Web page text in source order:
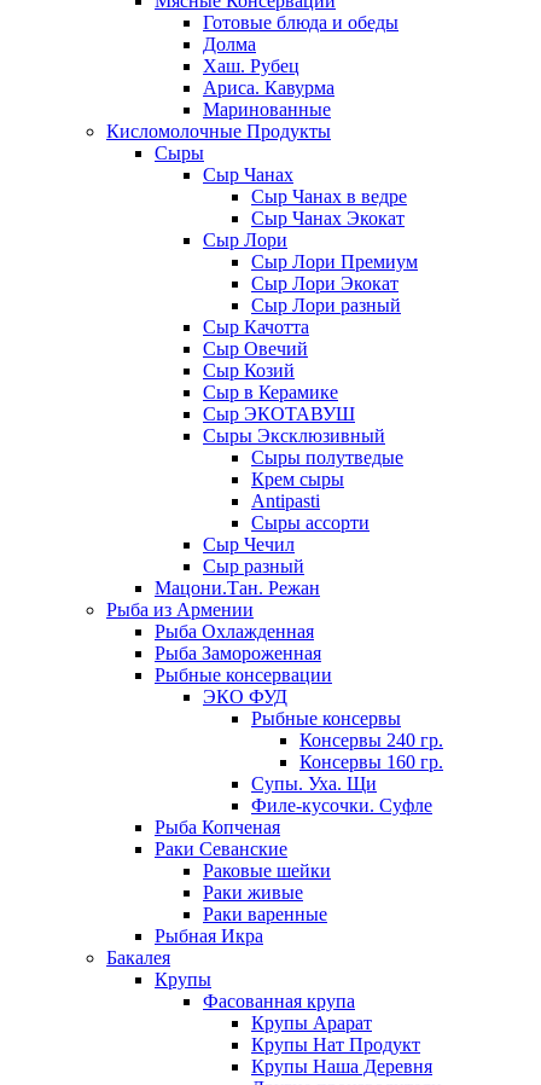
Готовые блюда и обеды
Долма
Хаш. Рубец
Ариса. Кавурма
Маринованные
Кисломолочные Продукты
Сыры
Сыр Чанах
Сыр Чанах в ведре
Сыр Чанах Экокат
Сыр Лори
Сыр Лори Премиум
Сыр Лори Экокат
Сыр Лори разный
Сыр Качотта
Сыр Овечий
Сыр Козий
Сыр в Керамике
Сыр ЭКОТАВУШ
Сыры Эксклюзивный
Сыры полутведые
Крем сыры
Antipasti
Сыры ассорти
Сыр Чечил
Сыр разный
Мацони.Тан. Режан
Рыба из Армении
Рыба Охлажденная
Рыба Замороженная
Рыбные консервации
ЭКО ФУД
Рыбные консервы
Консервы 240 гр.
Консервы 160 гр.
Супы. Уха. Щи
Филе-кусочки. Суфле
Рыба Копченая
Раки Севанские
Раковые шейки
Раки живые
Раки варенные
Рыбная Икра
Бакалея
Крупы
Фасованная крупа
Крупы Арарат
Крупы Нат Продукт
Крупы Наша Деревня